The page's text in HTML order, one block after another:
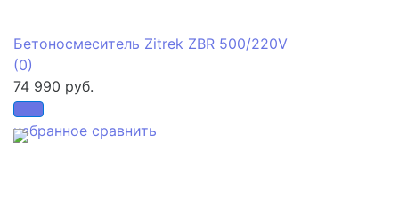
избранное сравнить
Бетоносмеситель Zitrek ZBR 500/220V
(0)
74 990 руб.